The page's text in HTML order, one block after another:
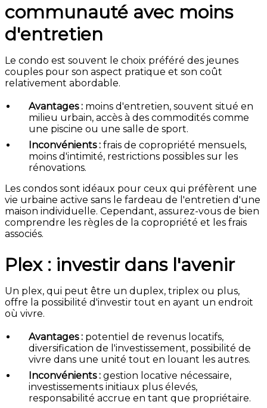
communauté avec moins
d'entretien
Le condo est souvent le choix préféré des jeunes
couples pour son aspect pratique et son coût
relativement abordable.
Avantages : moins d'entretien, souvent situé en
milieu urbain, accès à des commodités comme
une piscine ou une salle de sport.
Inconvénients : frais de copropriété mensuels,
moins d'intimité, restrictions possibles sur les
rénovations.
Les condos sont idéaux pour ceux qui préfèrent une
vie urbaine active sans le fardeau de l'entretien d'une
maison individuelle. Cependant, assurez-vous de bien
comprendre les règles de la copropriété et les frais
associés.
Plex : investir dans l'avenir
Un plex, qui peut être un duplex, triplex ou plus,
offre la possibilité d'investir tout en ayant un endroit
où vivre.
Avantages : potentiel de revenus locatifs,
diversification de l'investissement, possibilité de
vivre dans une unité tout en louant les autres.
Inconvénients : gestion locative nécessaire,
investissements initiaux plus élevés,
responsabilité accrue en tant que propriétaire.